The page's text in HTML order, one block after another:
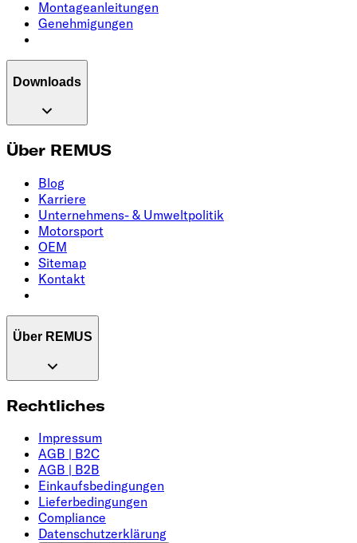
Montageanleitungen
Genehmigungen
Downloads
Über REMUS
Blog
Karriere
Unternehmens- & Umweltpolitik
Motorsport
OEM
Sitemap
Kontakt
Über REMUS
Rechtliches
Impressum
AGB | B2C
AGB | B2B
Einkaufsbedingungen
Lieferbedingungen
Compliance
Datenschutzerklärung